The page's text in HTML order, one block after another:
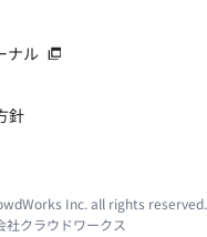
ナル
針
Inc. all rights reserved.
社クラウドワークス